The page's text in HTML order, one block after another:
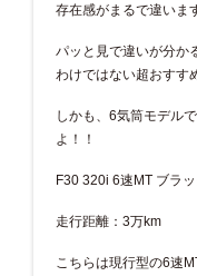
存在感がまるで違いま
パッと見で違いが分か
わけではない超おすす
しかも、6気筒モデル
よ！！
F30 320i 6速MT ブラ
走行距離：3万km
こちらは現行型の6速